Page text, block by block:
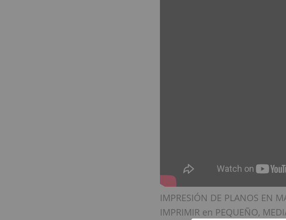
IMPRESIÓN DE PLANOS EN
IMPRIMIR en PEQUEÑO,